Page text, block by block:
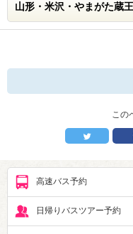
山形・米沢・やまがた蔵王
この
高速バス予約
日帰りバスツアー予約